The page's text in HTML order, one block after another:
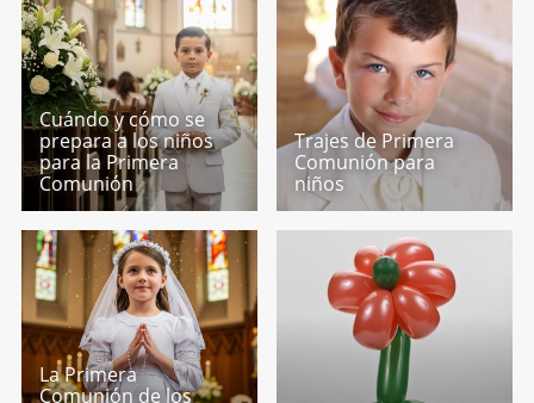
Cuándo y cómo se
prepara a los niños
para la Primera
Comunión
Trajes de Primera
Comunión para
niños
La Primera
Comunión de los